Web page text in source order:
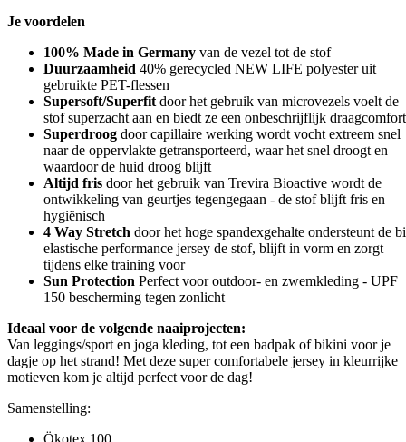
Je voordelen
100% Made in Germany van de vezel tot de stof
Duurzaamheid 40% gerecycled NEW LIFE polyester uit
gebruikte PET-flessen
Supersoft/Superfit door het gebruik van microvezels voelt de
stof superzacht aan en biedt ze een onbeschrijflijk draagcomfort
Superdroog door capillaire werking wordt vocht extreem snel
naar de oppervlakte getransporteerd, waar het snel droogt en
waardoor de huid droog blijft
Altijd fris door het gebruik van Trevira Bioactive wordt de
ontwikkeling van geurtjes tegengegaan - de stof blijft fris en
hygiënisch
4 Way Stretch door het hoge spandexgehalte ondersteunt de
elastische performance jersey de stof, blijft in vorm en zorgt
tijdens elke training voor
Sun Protection Perfect voor outdoor- en zwemkleding - UPF
150 bescherming tegen zonlicht
Ideaal voor de volgende naaiprojecten:
Van leggings/sport en joga kleding, tot een badpak of bikini voor je
dagje op het strand! Met deze super comfortabele jersey in kleurrijke
motieven kom je altijd perfect voor de dag!
Samenstelling: